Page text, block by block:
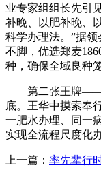
业专家组组长先引
补晚、以肥补晚、
科学办理法。”据
不脚，优选郑麦
种，确保全域良种
第二张王牌——尺
底。王华中摸索奉
一肥水办理、同一
实现全流程尺度化
上一篇： 率先辈行